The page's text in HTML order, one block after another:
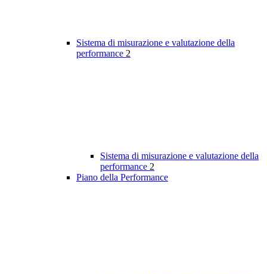
Sistema di misurazione e valutazione della
performance 2
Sistema di misurazione e valutazione della
performance 2
Piano della Performance